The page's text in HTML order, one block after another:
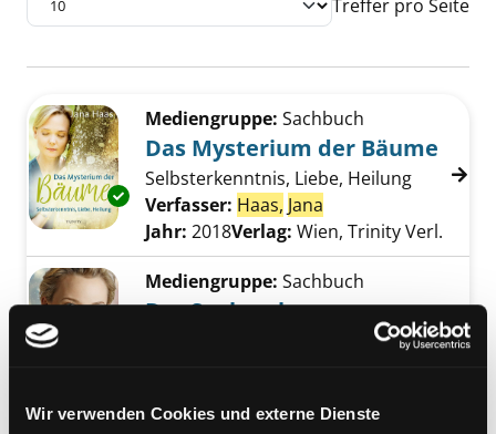
Wir verwenden Cookies und externe Dienste
Treffer pro Seite
Zu den Suchfiltern springen
Exemplar-Details von Das Mysterium der
Mediengruppe: Sachbuch
Das Mysterium der Bäume
Selbsterkenntnis, Liebe, Heilung
Verfasser: Haas, Jana
Jahr: 2018Verlag: Wien, Trinity Verl.
Exemplar-Details von Der Seelenplan
Mediengruppe: Sachbuch
Der Seelenplan
was unser Schicksal bestimmt
Jahr:2015Verlag:München, Trinity